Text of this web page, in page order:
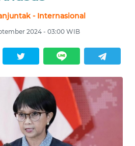
- Internasional
2024 - 03:00 WIB